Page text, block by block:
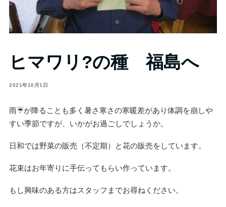
ヒマワリ?の種 福島へ
2021年10月1日
雨☔が降ることも多く暑さ寒さの寒暖差があり体調を崩しや
すい季節ですが、いかがお過ごしでしょうか。
日和では野菜の販売（不定期）と花の販売をしています。
花束はお年寄りに手伝ってもらい作っています。
もし興味のある方はスタッフまでお尋ねください。